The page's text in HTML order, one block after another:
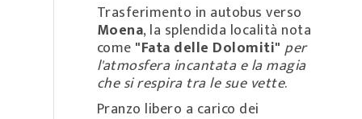
Trasferimento in autobus verso
Moena, la splendida località nota
come "Fata delle Dolomiti" per
l'atmosfera incantata e la magia
che si respira tra le sue vette.
Pranzo libero a carico dei